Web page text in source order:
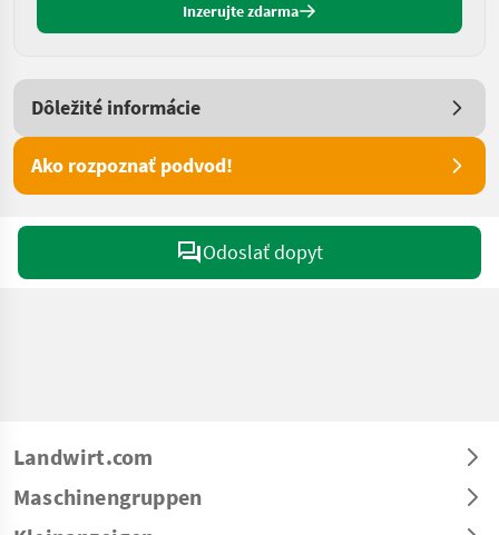
Inzerujte zdarma
Dôležité informácie
Ako rozpoznať podvod!
Odoslať dopyt
Landwirt.com
Maschinengruppen